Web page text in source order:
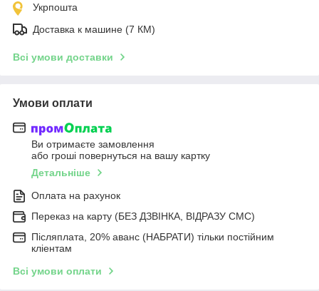
Укрпошта
Доставка к машине (7 КМ)
Всі умови доставки
Умови оплати
Ви отримаєте замовлення
або гроші повернуться на вашу картку
Детальніше
Оплата на рахунок
Переказ на карту (БЕЗ ДЗВІНКА, ВІДРАЗУ СМС)
Післяплата, 20% аванс (НАБРАТИ) тільки постійним
кліентам
Всі умови оплати